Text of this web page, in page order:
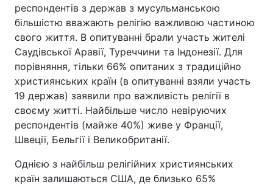
респондентів з держав з мусульманською
більшістю вважають релігію важливою частиною
свого життя. В опитуванні брали участь жителі
Саудівської Аравії, Туреччини та Індонезії. Для
порівняння, тільки 66% опитаних з традиційно
християнських країн (в опитуванні взяли участь
19 держав) заявили про важливість релігії в
своєму житті. Найбільше число невіруючих
респондентів (майже 40%) живе у Франції,
Швеції, Бельгії і Великобританії.
Однією з найбільш релігійних християнських
країн залишаються США, де близько 65%